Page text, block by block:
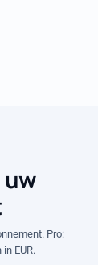
uw
Pro:
EUR.